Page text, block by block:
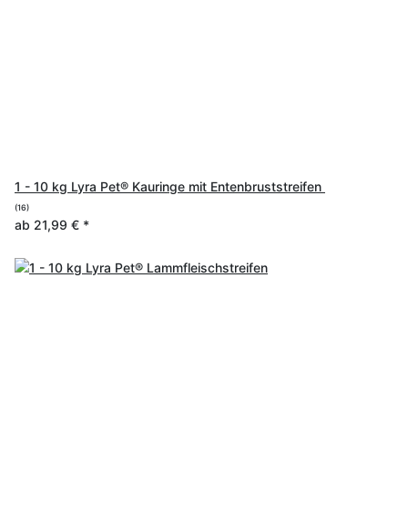
1 - 10 kg Lyra Pet® Kauringe mit Entenbruststreifen
(16)
ab 21,99 € *